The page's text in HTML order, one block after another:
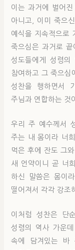
이는 과거에 벌어
아니고, 이미 죽으
예식을 지속적으로
죽으심은 과거로
성도들에게 성령의
참여하고 그 죽으심
성찬을 행하면서
주님과 연합하는 것
우리 주 예수께서
주는 내 몸이라 너
먹은 후에 잔도 그
새 언약이니 곧 너
하신 말씀은 몸이
떨어져서 각각 강조
이처럼 성찬은 단
성령의 역사 가운
속에 담겨있는 바